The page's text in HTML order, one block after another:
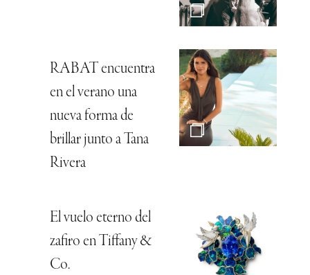
RABAT encuentra
en el verano una
nueva forma de
brillar junto a Tana
Rivera
El vuelo eterno del
zafiro en Tiffany &
Co.